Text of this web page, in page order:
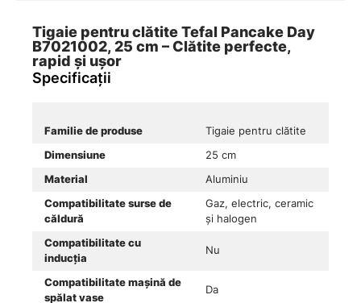
Tigaie pentru clătite Tefal Pancake Day
B7021002, 25 cm – Clătite perfecte,
rapid și ușor
Specificații
Familie de produse
Tigaie pentru clătite
Dimensiune
25 cm
Material
Aluminiu
Compatibilitate surse de
căldură
Gaz, electric, ceramic
și halogen
Compatibilitate cu
inducția
Nu
Compatibilitate mașină de
spălat vase
Da